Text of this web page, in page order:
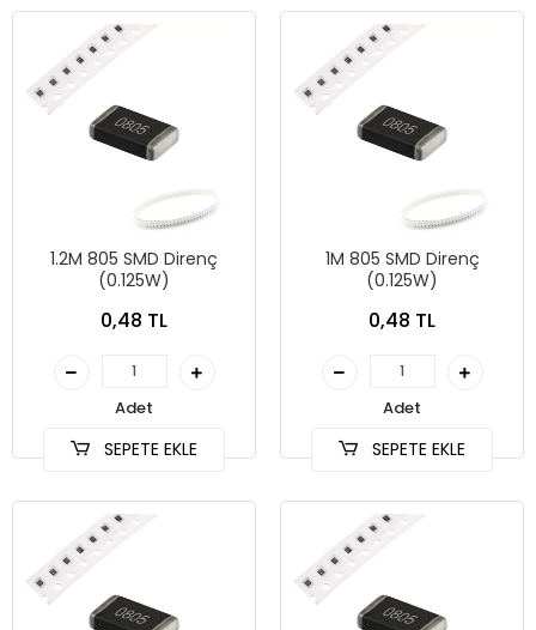
1.2M 805 SMD Direnç
(0.125W)
0,48 TL
Adet
SEPETE EKLE
1M 805 SMD Direnç
(0.125W)
0,48 TL
Adet
SEPETE EKLE